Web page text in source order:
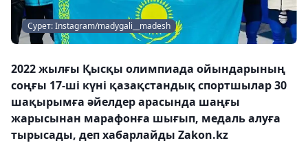
Сурет: Instagram/madygali__madesh
2022 жылғы Қысқы олимпиада ойындарының
соңғы 17-ші күні қазақстандық спортшылар 30
шақырымға әйелдер арасында шаңғы
жарысынан марафонға шығып, медаль алуға
тырысады, деп хабарлайды Zakon.kz